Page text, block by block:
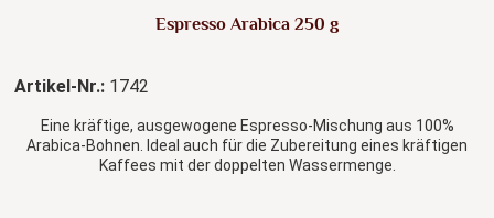
Espresso Arabica 250 g
Artikel-Nr.: 1742
Eine kräftige, ausgewogene Espresso-Mischung aus 100%
Arabica-Bohnen. Ideal auch für die Zubereitung eines kräftigen
Kaffees mit der doppelten Wassermenge.